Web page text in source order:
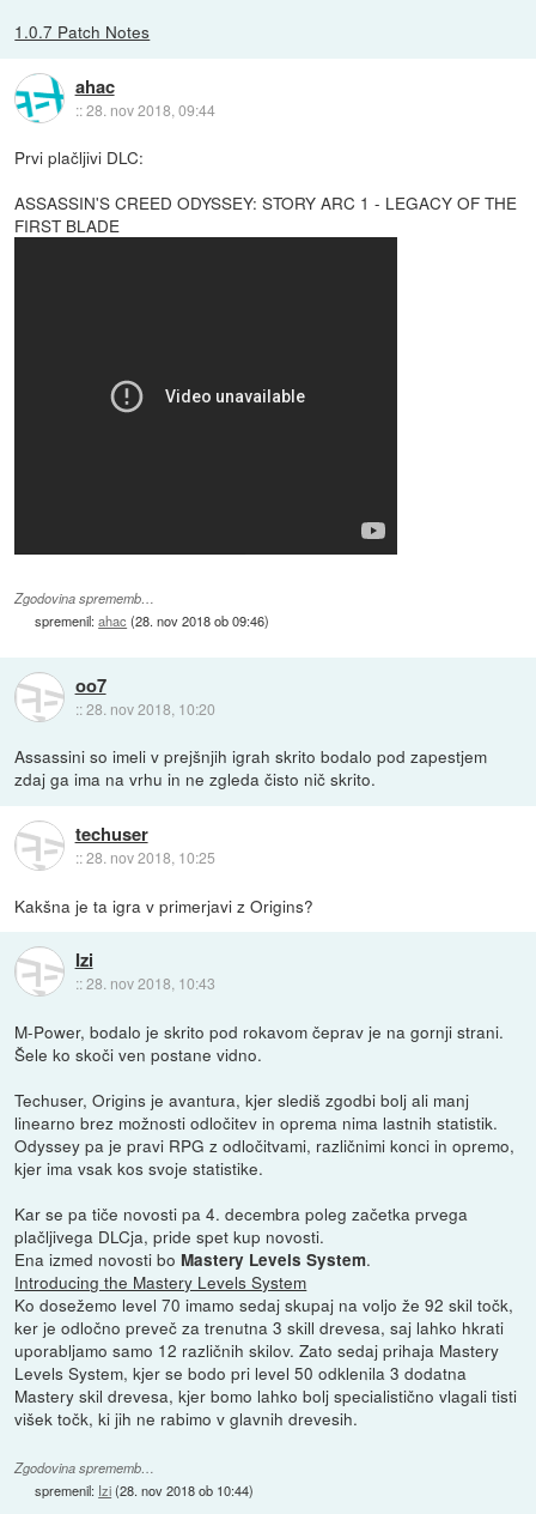
1.0.7 Patch Notes
ahac
::28. nov 2018, 09:44
Prvi plačljivi DLC:
ASSASSIN'S CREED ODYSSEY: STORY ARC 1 - LEGACY OF THE
FIRST BLADE
Zgodovina sprememb…
spremenil:ahac (28. nov 2018 ob 09:46)
oo7
::28. nov 2018, 10:20
Assassini so imeli v prejšnjih igrah skrito bodalo pod zapestjem
zdaj ga ima na vrhu in ne zgleda čisto nič skrito.
techuser
::28. nov 2018, 10:25
Kakšna je ta igra v primerjavi z Origins?
Izi
::28. nov 2018, 10:43
M-Power, bodalo je skrito pod rokavom čeprav je na gornji strani.
Šele ko skoči ven postane vidno.
Techuser, Origins je avantura, kjer slediš zgodbi bolj ali manj
linearno brez možnosti odločitev in oprema nima lastnih statistik.
Odyssey pa je pravi RPG z odločitvami, različnimi konci in opremo,
kjer ima vsak kos svoje statistike.
Kar se pa tiče novosti pa 4. decembra poleg začetka prvega
plačljivega DLCja, pride spet kup novosti.
Ena izmed novosti bo Mastery Levels System.
Introducing the Mastery Levels System
Ko dosežemo level 70 imamo sedaj skupaj na voljo že 92 skil točk,
ker je odločno preveč za trenutna 3 skill drevesa, saj lahko hkrati
uporabljamo samo 12 različnih skilov. Zato sedaj prihaja Mastery
Levels System, kjer se bodo pri level 50 odklenila 3 dodatna
Mastery skil drevesa, kjer bomo lahko bolj specialistično vlagali tisti
višek točk, ki jih ne rabimo v glavnih drevesih.
Zgodovina sprememb…
spremenil: Izi(28. nov 2018 ob 10:44)